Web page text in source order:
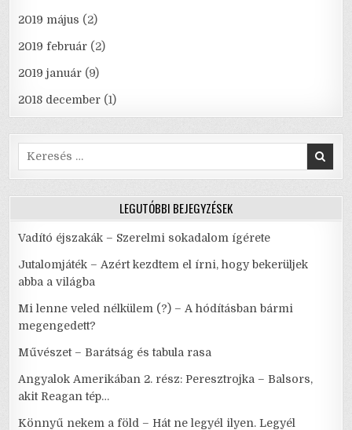
2019 május (2)
2019 február (2)
2019 január (9)
2018 december (1)
Search
for:
LEGUTÓBBI BEJEGYZÉSEK
Vadító éjszakák – Szerelmi sokadalom ígérete
Jutalomjáték – Azért kezdtem el írni, hogy bekerüljek
abba a világba
Mi lenne veled nélkülem (?) – A hódításban bármi
megengedett?
Művészet – Barátság és tabula rasa
Angyalok Amerikában 2. rész: Peresztrojka – Balsors,
akit Reagan tép…
Könnyű nekem a föld – Hát ne legyél ilyen. Legyél